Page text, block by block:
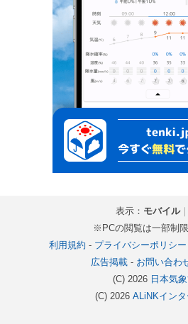
表示： モバイル｜
※PCの閲覧は一部制
利用規約 - プライバシーポリシー
広告掲載- お問い合わ
(C) 2026 日本気
(C) 2026 ALiNKインタ